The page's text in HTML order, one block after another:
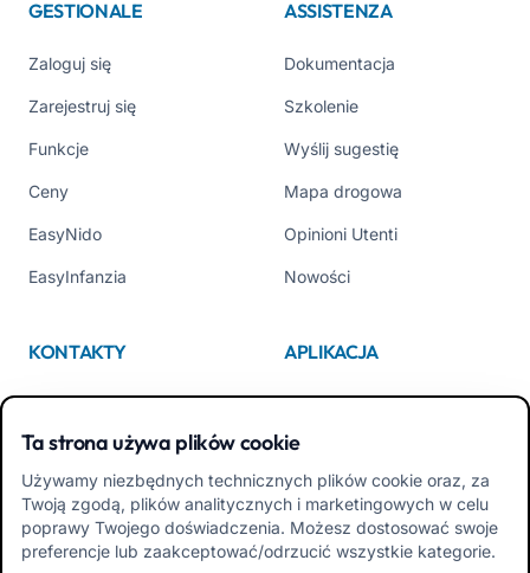
GESTIONALE
Zaloguj się
Zarejestruj się
Funkcje
Ceny
EasyNido
EasyInfanzia
ASSISTENZA
Dokumentacja
Szkolenie
Wyślij sugestię
Mapa drogowa
Opinioni Utenti
Nowości
KONTAKTY
Kim jesteśmy
Contattaci
Tel +39 02 84152514
APLIKACJA
App Store
Google Play
Pobierz APK Aplikacja dla
Rodzin
Pobierz APK Aplikacja dla
Ta strona używa plików cookie
Używamy niezbędnych technicznych plików cookie oraz, za
Twoją zgodą, plików analitycznych i marketingowych w celu
poprawy Twojego doświadczenia. Możesz dostosować swoje
preferencje lub zaakceptować/odrzucić wszystkie kategorie.